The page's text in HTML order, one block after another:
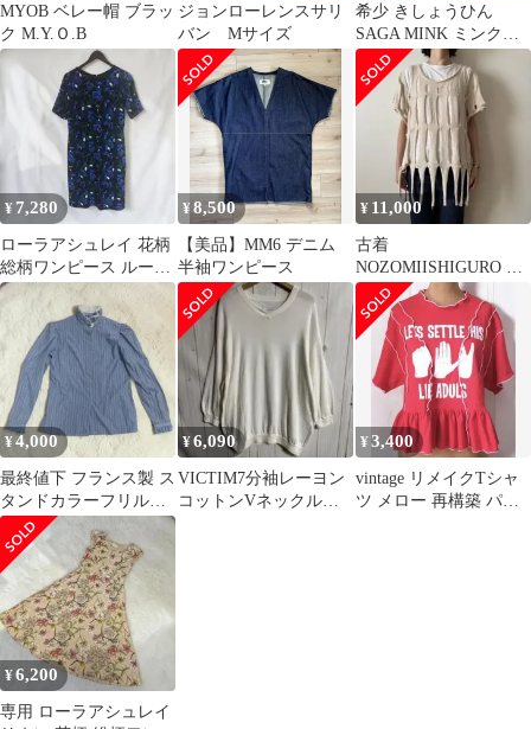
MYOB ベレー帽 ブラッ
ク M.Y.Ｏ.B
ジョンローレンスサリ
バン Mサイズ
希少 きしょうひん
SAGA MINK ミンクコ
ート フック釦 インナー
総柄
¥ 7,280
ローラアシュレイ 花柄
総柄ワンピース ルーマ
ニア製
¥8,500
【美品】MM6 デニム
半袖ワンピース
¥ 11,000
古着
NOZOMIISHIGURO デ
ザインカットソー カッ
トデザイン
¥4,000
最終値下 フランス製 ス
タンドカラーフリルブ
ラウス ストライプ柄 パ
フスリーブ
¥6,090
VICTIM7分袖レーヨン
コットンVネックルー
¥3,400
vintage リメイクTシャ
ツ メロー 再構築 パッ
¥6,200
専用 ローラアシュレイ